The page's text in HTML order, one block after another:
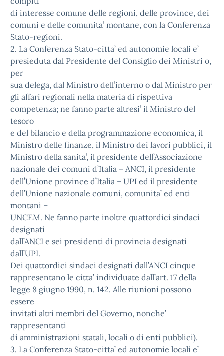
di interesse comune delle regioni, delle province, dei
comuni e delle comunita’ montane, con la Conferenza
Stato-regioni.
2. La Conferenza Stato-citta’ ed autonomie locali e’
presieduta dal Presidente del Consiglio dei Ministri o,
per
sua delega, dal Ministro dell’interno o dal Ministro per
gli affari regionali nella materia di rispettiva
competenza; ne fanno parte altresi’ il Ministro del
tesoro
e del bilancio e della programmazione economica, il
Ministro delle finanze, il Ministro dei lavori pubblici, il
Ministro della sanita’, il presidente dell’Associazione
nazionale dei comuni d’Italia – ANCI, il presidente
dell’Unione province d’Italia – UPI ed il presidente
dell’Unione nazionale comuni, comunita’ ed enti
montani –
UNCEM. Ne fanno parte inoltre quattordici sindaci
designati
dall’ANCI e sei presidenti di provincia designati
dall’UPI.
Dei quattordici sindaci designati dall’ANCI cinque
rappresentano le citta’ individuate dall’art. 17 della
legge 8 giugno 1990, n. 142. Alle riunioni possono
essere
invitati altri membri del Governo, nonche’
rappresentanti
di amministrazioni statali, locali o di enti pubblici).
3. La Conferenza Stato-citta’ ed autonomie locali e’